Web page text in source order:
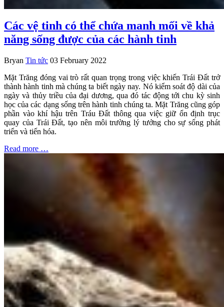
Các vệ tinh có thể chứa manh mối về khả
năng sống được của các hành tinh
Bryan Tin tức 03 February 2022
Mặt Trăng đóng vai trò rất quan trọng trong việc khiến Trái Đất trở
thành hành tinh mà chúng ta biết ngày nay. Nó kiểm soát độ dài của
ngày và thủy triều của đại dương, qua đó tác động tới chu kỳ sinh
học của các dạng sống trên hành tinh chúng ta. Mặt Trăng cũng góp
phần vào khí hậu trên Tráu Đất thông qua việc giữ ổn định trục
quay của Trái Đất, tạo nên môi trường lý tưởng cho sự sống phát
triển và tiến hóa.
Read more …